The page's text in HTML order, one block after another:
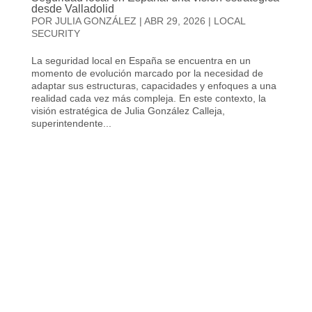
desde Valladolid
POR JULIA GONZÁLEZ | ABR 29, 2026 | LOCAL
SECURITY
La seguridad local en España se encuentra en un
momento de evolución marcado por la necesidad de
adaptar sus estructuras, capacidades y enfoques a una
realidad cada vez más compleja. En este contexto, la
visión estratégica de Julia González Calleja,
superintendente...